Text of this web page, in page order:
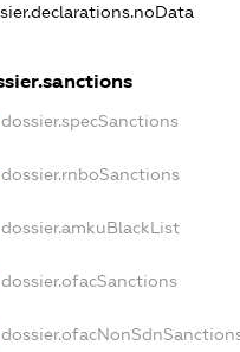
dossier.specSanctions
dossier.rnboSanctions
dossier.amkuBlackList
dossier.ofacSanctions